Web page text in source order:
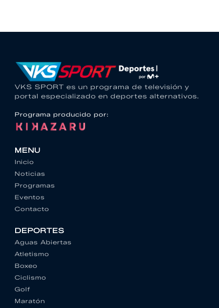
VKS SPORT es un programa de televisión y
portal especializado en deportes alternativos.
Programa producido por:
MENU
Inicio
Noticias
Programas
Eventos
Contacto
DEPORTES
Aguas Abiertas
Atletismo
Boxeo
Ciclismo
Golf
Maratón